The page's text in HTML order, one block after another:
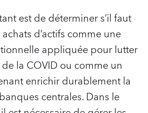
est de déterminer s’il faut
d’actifs comme une
appliquée pour lutter
la COVID ou comme un
enrichir durablement la
centrales. Dans le